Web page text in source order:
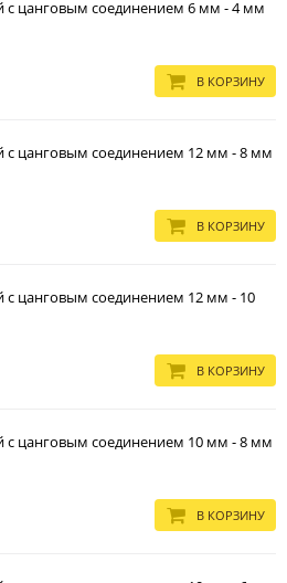
с цанговым соединением 6 мм - 4 мм
В КОРЗИНУ
с цанговым соединением 12 мм - 8 мм
В КОРЗИНУ
цанговым соединением 12 мм - 10
В КОРЗИНУ
с цанговым соединением 10 мм - 8 мм
В КОРЗИНУ